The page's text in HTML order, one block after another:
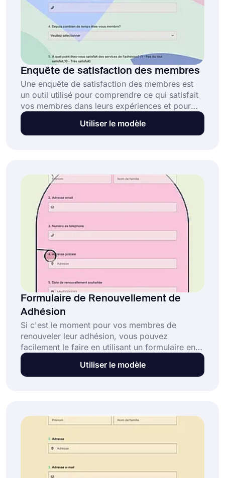
Enquête de satisfaction des membres
Une enquête de satisfaction des membres est
un outil utilisé pour comprendre ce qui satisfait
vos membres dans leurs expériences et pour
obtenir des suggestions d'amélioration. Cet
exemple d'enquête de satisfaction des membres
Utiliser le modèle
Formulaire de Renouvellement de
Adhésion
Si c'est le moment pour vos membres de
renouveler leur adhésion, vous pouvez
facilement le faire en utilisant un formulaire en
ligne. Créez votre formulaire en quelques
étapes simples en utilisant le modèle de
répondre à vos besoins et à votre marque !
Utiliser le modèle